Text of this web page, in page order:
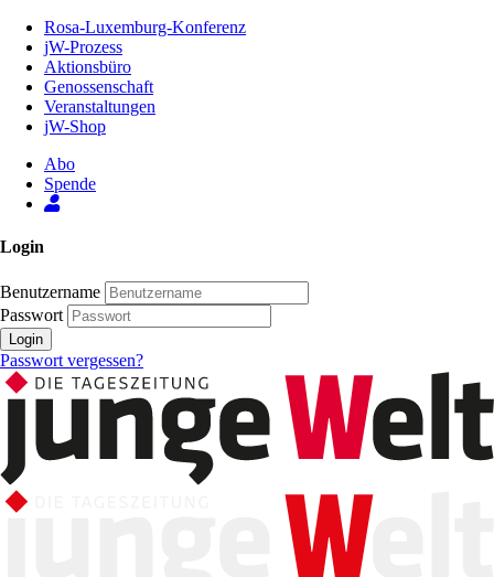
Inhalt
Seite
Rosa-Luxemburg-Konferenz
jW-Prozess
Aktionsbüro
Genossenschaft
Veranstaltungen
jW-Shop
Abo
Spende
Login
Benutzername
Passwort
Login
Passwort vergessen?